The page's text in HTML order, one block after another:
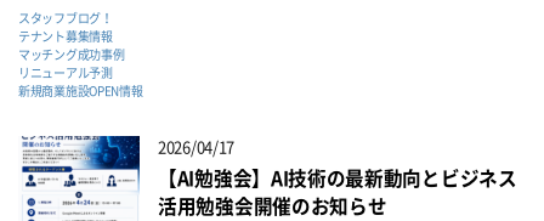
スタッフブログ！
テナント募集情報
マッチング成功事例
リニューアル予測
新規商業施設OPEN情報
2026/04/17
【AI勉強会】AI技術の最新動向とビジネス
活用勉強会開催のお知らせ